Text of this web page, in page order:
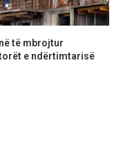
të mbrojtur
e ndërtimtarisë